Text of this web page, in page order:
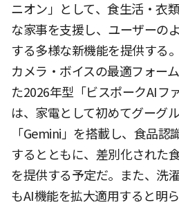
ニオン」として、食生活・衣
な家事を支援し、ユーザーの
する多様な新機能を提供する
カメラ・ボイスの最適フォー
た2026年型「ビスポークAIフ
は、家電として初めてグーグ
「Gemini」を搭載し、食品認
するとともに、差別化された
を提供する予定だ。また、洗
もAI機能を拡大適用すると明ら